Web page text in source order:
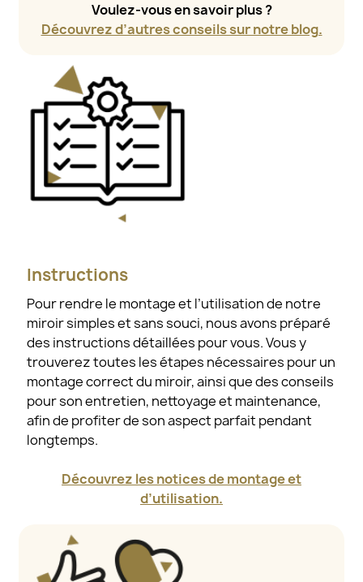
Voulez-vous en savoir plus ?
Découvrez d’autres conseils sur notre blog.
Instructions
Pour rendre le montage et l’utilisation de notre
miroir simples et sans souci, nous avons préparé
des instructions détaillées pour vous. Vous y
trouverez toutes les étapes nécessaires pour un
montage correct du miroir, ainsi que des conseils
pour son entretien, nettoyage et maintenance,
afin de profiter de son aspect parfait pendant
longtemps.
Découvrez les notices de montage et
d’utilisation.